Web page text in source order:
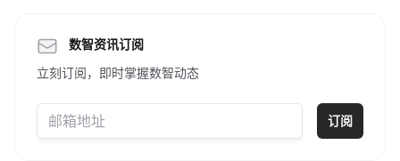
数智资讯订阅
立刻订阅，即时掌握数智动态
订阅